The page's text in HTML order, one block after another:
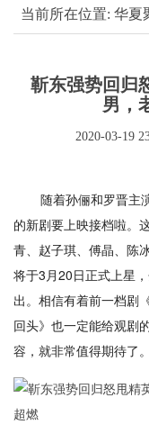
当前所在位置: 华夏
靳东强势回归
男，
2020-03-19
随着孙俪和罗晋主
的新剧要上映接档啦。
青、赵子琪、傅晶、陈
将于3月20日正式上星
出。相信有着前一档剧
回头》也一定能给观剧
容，就非常值得期待了。